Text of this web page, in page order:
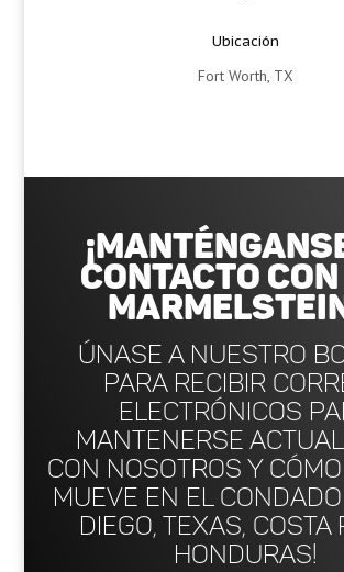
Ubicación
Fort Worth, TX
contacto
Únase a nuestro
para recibir
electrónicos
mantenerse
con nosotros y cómo
mueve en el condado
Diego, Texas, Costa
Honduras!